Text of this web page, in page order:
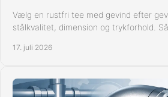
Vælg en rustfri tee med gevind efter
stålkvalitet, dimension og trykforhold.
17. juli 2026